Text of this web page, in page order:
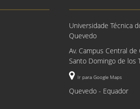
Universidade Técnica
Quevedo
Av. Campus Central
Santo Domingo de los
Ir para Google Maps
Quevedo - Equador